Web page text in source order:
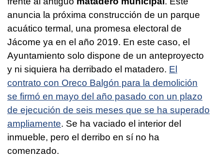
anuncia la próxima construcción de un parque
acuático termal, una promesa electoral de
Jácome ya en el año 2019. En este caso, el
Ayuntamiento solo dispone de un anteproyecto
y ni siquiera ha derribado el matadero. El
contrato con Oreco Balgón para la demolición
se firmó en mayo del año pasado con un plazo
de ejecución de seis meses que se ha superado
ampliamente. Se ha vaciado el interior del
inmueble, pero el derribo en sí no ha
comenzado.